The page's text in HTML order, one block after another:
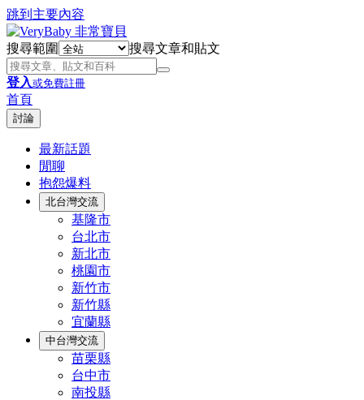
跳到主要內容
搜尋範圍 搜尋文章和貼文
登入或免費註冊
首頁
討論
最新話題
閒聊
抱怨爆料
北台灣交流
基隆市
台北市
新北市
桃園市
新竹市
新竹縣
宜蘭縣
中台灣交流
苗栗縣
台中市
南投縣